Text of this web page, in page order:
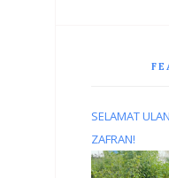
SELAMAT
ZAFRAN!